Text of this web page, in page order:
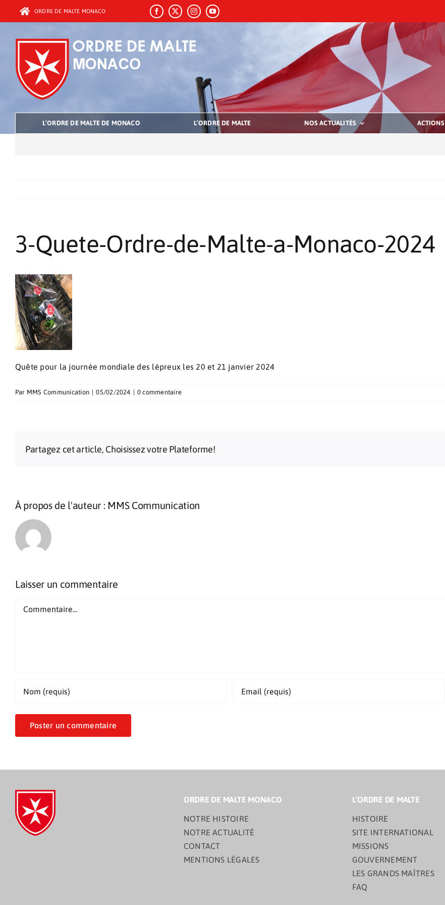
Passer
ORDRE DE MALTE MONACO
L’ORDRE DE MALTE DE MONACO L’ORDRE DE MALTE NOS ACTUALITÉS ACTIONS
3-Quete-Ordre-de-Malte-a-Monaco-2024
Quête pour la journée mondiale des lépreux les 20 et 21 janvier 2024
Par MMS Communication 05/02/2024 0 commentaire
Partagez cet article, Choisissez votre Plateforme!
À propos de l'auteur : MMS Communication
Laisser un commentaire
Commentaire
ORDRE DE MALTE MONACO
NOTRE HISTOIRE
NOTRE ACTUALITÉ
CONTACT
MENTIONS LÉGALES
L’ORDRE DE MALTE
HISTOIRE
SITE INTERNATIONAL
MISSIONS
GOUVERNEMENT
LES GRANDS MAÎTRES
FAQ